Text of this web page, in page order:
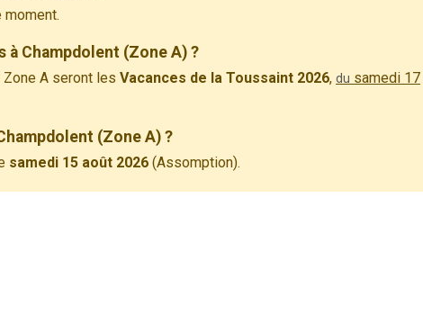
moment.
à Champdolent (Zone A) ?
A seront les Vacances de la Toussaint 2026, du samedi 17
(Zone A) ?
samedi 15 août 2026 (Assomption).